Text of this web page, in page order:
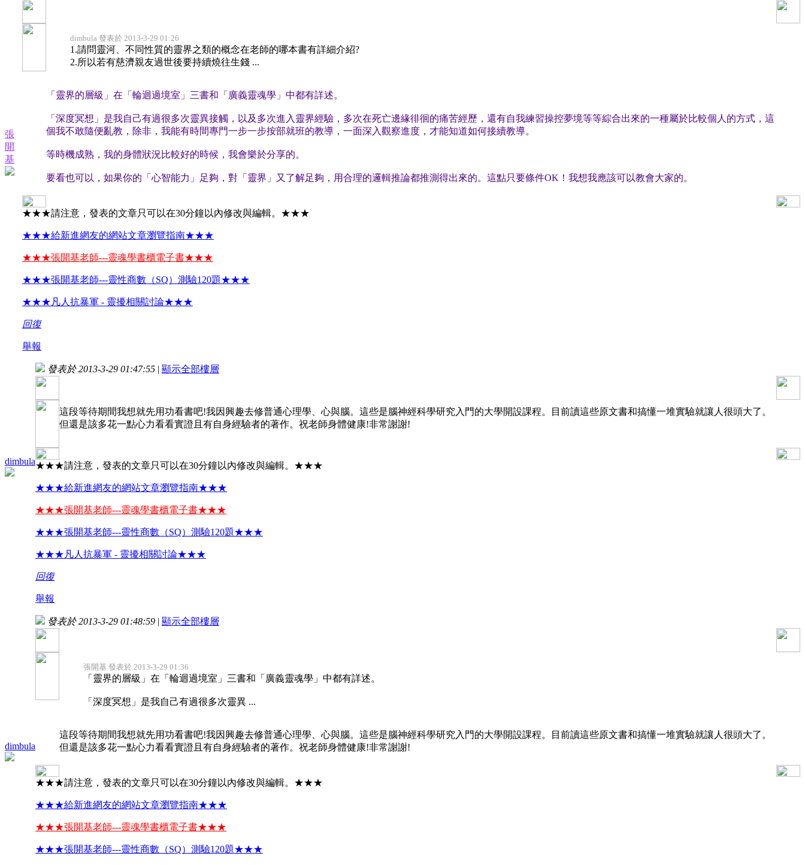
張
開
基
dimbula 發表於 2013-3-29 01:26
1.請問靈河、不同性質的靈界之類的概念在老師的哪本書有詳細介紹?
2.所以若有慈濟親友過世後要持續燒往生錢 ...
「靈界的層級」在「輪迴過境室」三書和「廣義靈魂學」中都有詳述。
「深度冥想」是我自己有過很多次靈異接觸，以及多次進入靈界經驗，多次在死亡邊緣徘徊的痛苦經歷，還有自我練習操控夢境等等綜合出來的一種屬於比較個人的方式，這
個我不敢隨便亂教，除非，我能有時間專門一步一步按部就班的教導，一面深入觀察進度，才能知道如何接續教導。
等時機成熟，我的身體狀況比較好的時候，我會樂於分享的。
要看也可以，如果你的「心智能力」足夠，對「靈界」又了解足夠，用合理的邏輯推論都推測得出來的。這點只要條件OK！我想我應該可以教會大家的。
★★★請注意，發表的文章只可以在30分鐘以內修改與編輯。★★★
★★★給新進網友的網站文章瀏覽指南★★★
★★★張開基老師---靈魂學書櫃電子書★★★
★★★張開基老師---靈性商數（SQ）測驗120題★★★
★★★凡人抗暴軍 - 靈擾相關討論★★★
回復
舉報
dimbula
發表於 2013-3-29 01:47:55 | 顯示全部樓層
這段等待期間我想就先用功看書吧!我因興趣去修普通心理學、心與腦。這些是腦神經科學研究入門的大學開設課程。目前讀這些原文書和搞懂一堆實驗就讓人很頭大了。
但還是該多花一點心力看看實證且有自身經驗者的著作。祝老師身體健康!非常謝謝!
★★★請注意，發表的文章只可以在30分鐘以內修改與編輯。★★★
★★★給新進網友的網站文章瀏覽指南★★★
★★★張開基老師---靈魂學書櫃電子書★★★
★★★張開基老師---靈性商數（SQ）測驗120題★★★
★★★凡人抗暴軍 - 靈擾相關討論★★★
回復
舉報
dimbula
發表於 2013-3-29 01:48:59 | 顯示全部樓層
張開基 發表於 2013-3-29 01:36
「靈界的層級」在「輪迴過境室」三書和「廣義靈魂學」中都有詳述。
「深度冥想」是我自己有過很多次靈異 ...
這段等待期間我想就先用功看書吧!我因興趣去修普通心理學、心與腦。這些是腦神經科學研究入門的大學開設課程。目前讀這些原文書和搞懂一堆實驗就讓人很頭大了。
但還是該多花一點心力看看實證且有自身經驗者的著作。祝老師身體健康!非常謝謝!
★★★請注意，發表的文章只可以在30分鐘以內修改與編輯。★★★
★★★給新進網友的網站文章瀏覽指南★★★
★★★張開基老師---靈魂學書櫃電子書★★★
★★★張開基老師---靈性商數（SQ）測驗120題★★★